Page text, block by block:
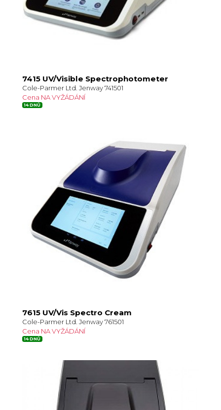
7415 UV/Visible Spectrophotometer
Cole-Parmer Ltd. Jenway 741501
Cena NA VYŽÁDÁNÍ
14 DNŮ
7615 UV/Vis Spectro Cream
Cole-Parmer Ltd. Jenway 761501
Cena NA VYŽÁDÁNÍ
14 DNŮ